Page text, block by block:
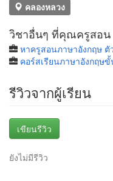
คลองหลวง
วิชาอื่นๆ ที่คุณครูสอน
หาครูสอนภาษาอังกฤษ ตั
คอร์สเรียนภาษาอังกฤษ
รีวิวจากผู้เรียน
เขียนรีวิว
ยังไม่มีรีวิว